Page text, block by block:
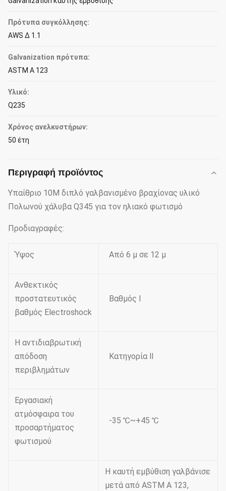
Πρότυπα συγκόλλησης:
AWS Δ 1.1
Galvanization πρότυπα:
ASTM Α 123
Υλικό:
Q235
Χρόνος ανελκυστήρων:
50 έτη
Περιγραφή προϊόντος
Υπαίθριο 10M διπλό γαλβανισμένο βραχίονας υλικό
Πολωνού χάλυβα Q345 για τον ηλιακό φωτισμό
Προδιαγραφές:
Ύψος Από 6 μ σε 12 μ
Ανθεκτικός
προστατευτικός
βαθμός Electroshock
Βαθμός Ⅰ
Η αντιδιαβρωτική
απόδοση
περιβλημάτων
Κατηγορία Ⅱ
Εργασιακή
ατμόσφαιρα του
προσαρτήματος
φωτισμού
-35 ℃~+45 ℃
Η καυτή εμβύθιση γαλβάνισε
μετά από ASTM Α 123,